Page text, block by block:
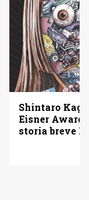
Shintaro
Eisner
storia breve